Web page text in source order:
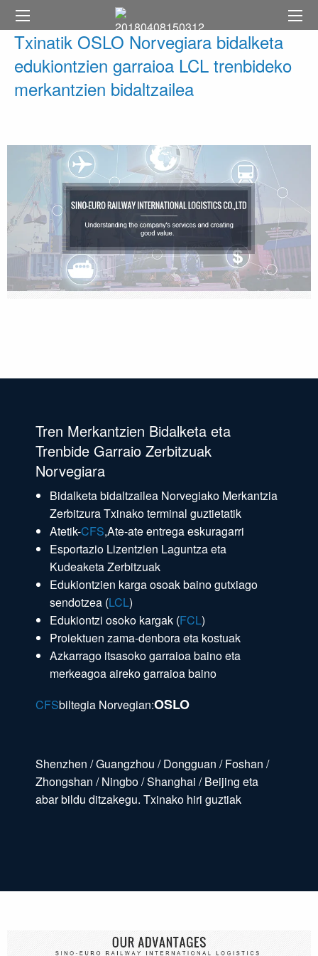
Txinatik OSLO Norvegiara bidalketa
edukiontzien garraioa LCL trenbideko
merkantzien bidaltzailea
Tren Merkantzien Bidalketa eta
Trenbide Garraio Zerbitzuak
Norvegiara
Bidalketa bidaltzailea Norvegiako Merkantzia
Zerbitzura Txinako terminal guztietatik
Atetik-CFS,Ate-ate entrega eskuragarri
Esportazio Lizentzien Laguntza eta
Kudeaketa Zerbitzuak
Edukiontzien karga osoak baino gutxiago
sendotzea (LCL)
Edukiontzi osoko kargak (FCL)
Proiektuen zama-denbora eta kostuak
Azkarrago itsasoko garraioa baino eta
merkeagoa aireko garraioa baino
CFSbiltegia Norvegian:OSLO
Shenzhen / Guangzhou / Dongguan / Foshan /
Zhongshan / Ningbo / Shanghai / Beijing eta
abar bildu ditzakegu. Txinako hiri guztiak